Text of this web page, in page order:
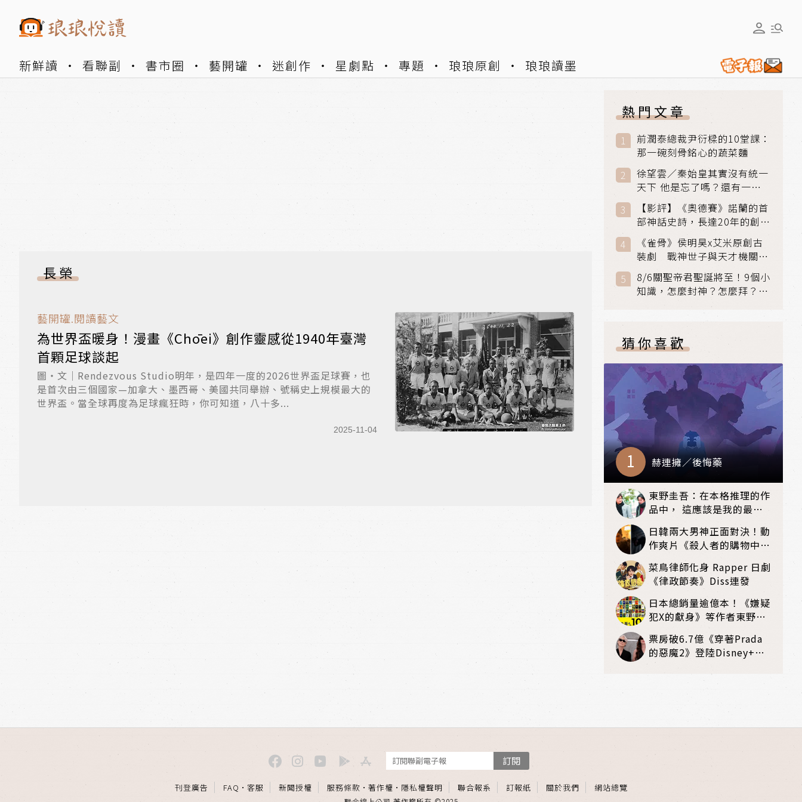
新鮮讀 看聯副 書市圈 藝開罐 迷創作 星劇點 專題 琅琅原創 琅琅讀墨
長榮
藝開罐.閱讀藝文
為世界盃暖身！漫畫《Chōei》創作靈感從1940年臺灣
首顆足球談起
圖‧文｜Rendezvous Studio明年，是四年一度的2026世界盃足球賽，也
是首次由三個國家—加拿大、墨西哥、美國共同舉辦、號稱史上規模最大的
世界盃。當全球再度為足球瘋狂時，你可知道，八十多...
2025-11-04
熱門文章
前潤泰總裁尹衍樑的10堂課：
那一碗刻骨銘心的蔬菜麵
徐望雲／秦始皇其實沒有統一
天下 他是忘了嗎？還有一個
小國：衛國
【影評】《奧德賽》諾蘭的首
部神話史詩，長達20年的創傷
與贖罪之旅
《雀骨》侯明昊x艾米原創古
裝劇 戰神世子與天才機關師
聯手攻克身世之謎
8/6關聖帝君聖誕將至！9個小
知識，怎麼封神？怎麼拜？該
猜你喜歡
赫連擁／後悔藥
東野圭吾：在本格推理的作
品中， 這應該是我的最高
身》
日韓兩大男神正面對決！動
作爽片《殺人者的購物中心
戲再升級
菜鳥律師化身 Rapper 日劇
《律政節奏》Diss連發
日本總銷量逾億本！《嫌疑
犯X的獻身》等作者東野圭
票房破6.7億《穿著Prada
的惡魔2》登陸Disney+！
訂閱
刊登廣告 FAQ · 客服 新聞授權 服務條款 · 著作權 · 隱私權聲明 聯合報系 訂報紙 關於我們 網站總覽